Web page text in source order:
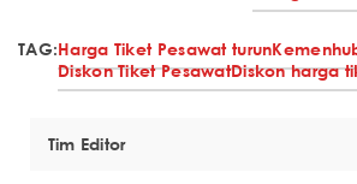
TAG:Harga Tiket Pesawat turun
Diskon Tiket PesawatDiskon harga
Tim Editor